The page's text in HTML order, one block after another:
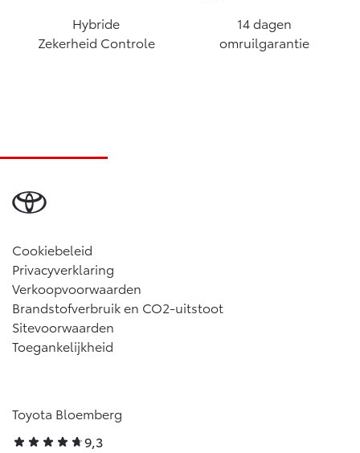
Hybride
Zekerheid Controle
14 dagen
omruilgarantie
Cookiebeleid
Privacyverklaring
Verkoopvoorwaarden
Brandstofverbruik en CO2-uitstoot
Sitevoorwaarden
Toegankelijkheid
Toyota Bloemberg
9,3